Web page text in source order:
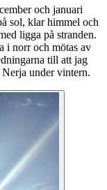
och januari
sol, klar himmel och
ligga på stranden.
i norr och mötas av
till att jag
under vintern.